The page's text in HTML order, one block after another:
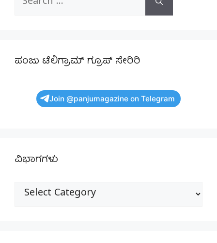
ಪಂಜು ಟೆಲಿಗ್ರಾಮ್ ಗ್ರೂಪ್ ಸೇರಿರಿ
Join @panjumagazine on Telegram
ವಿಭಾಗಗಳು
ವಿಭಾಗಗಳು